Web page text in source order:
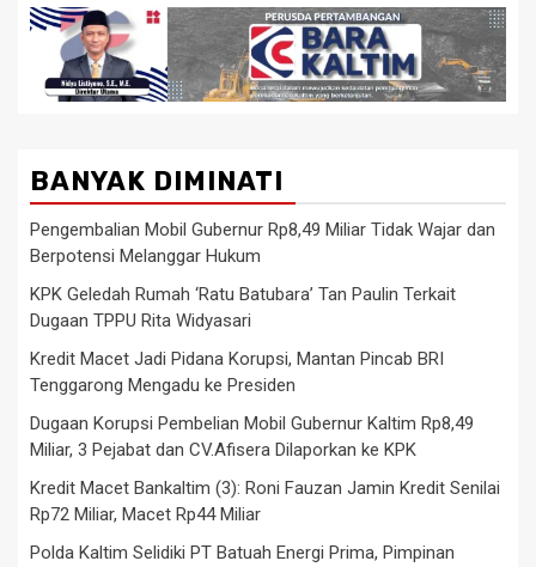
BANYAK DIMINATI
Pengembalian Mobil Gubernur Rp8,49 Miliar Tidak Wajar dan
Berpotensi Melanggar Hukum
KPK Geledah Rumah ‘Ratu Batubara’ Tan Paulin Terkait
Dugaan TPPU Rita Widyasari
Kredit Macet Jadi Pidana Korupsi, Mantan Pincab BRI
Tenggarong Mengadu ke Presiden
Dugaan Korupsi Pembelian Mobil Gubernur Kaltim Rp8,49
Miliar, 3 Pejabat dan CV.Afisera Dilaporkan ke KPK
Kredit Macet Bankaltim (3): Roni Fauzan Jamin Kredit Senilai
Rp72 Miliar, Macet Rp44 Miliar
Polda Kaltim Selidiki PT Batuah Energi Prima, Pimpinan